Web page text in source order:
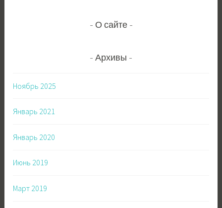
О сайте
Архивы
Ноябрь 2025
Январь 2021
Январь 2020
Июнь 2019
Март 2019